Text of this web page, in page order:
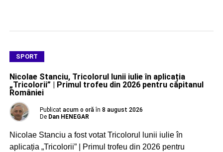
SPORT
Nicolae Stanciu, Tricolorul lunii iulie în aplicația
„Tricolorii” | Primul trofeu din 2026 pentru căpitanul
României
Publicat acum o oră în 8 august 2026
De Dan HENEGAR
Nicolae Stanciu a fost votat Tricolorul lunii iulie în
aplicația „Tricolorii” | Primul trofeu din 2026 pentru